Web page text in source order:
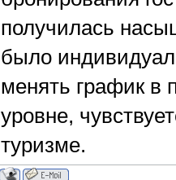
получилась
было
менять график в
уровне,
туризме.